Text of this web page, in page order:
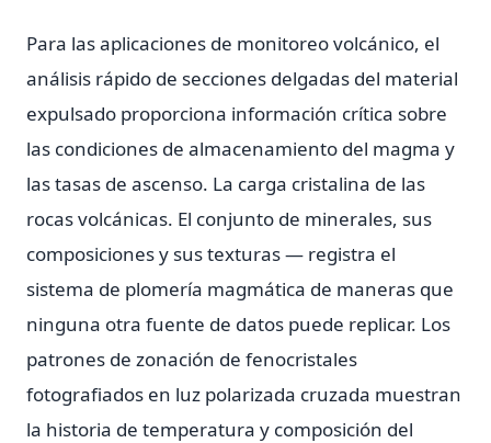
Para las aplicaciones de monitoreo volcánico, el
análisis rápido de secciones delgadas del material
expulsado proporciona información crítica sobre
las condiciones de almacenamiento del magma y
las tasas de ascenso. La carga cristalina de las
rocas volcánicas. El conjunto de minerales, sus
composiciones y sus texturas — registra el
sistema de plomería magmática de maneras que
ninguna otra fuente de datos puede replicar. Los
patrones de zonación de fenocristales
fotografiados en luz polarizada cruzada muestran
la historia de temperatura y composición del